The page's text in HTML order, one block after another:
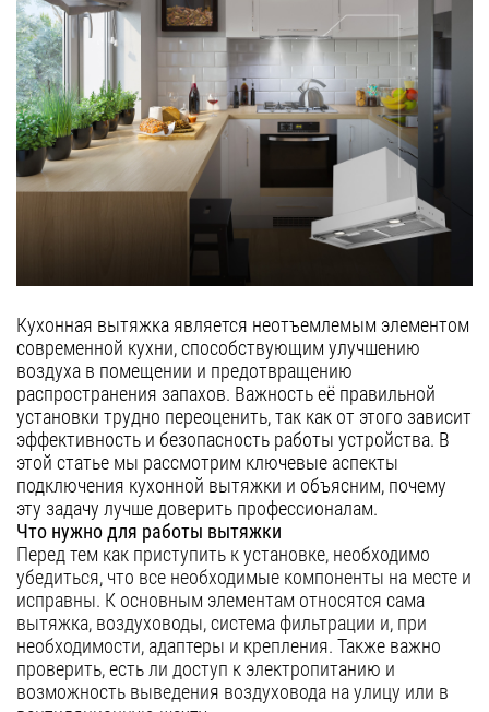
т-образные
козырьковые
аксессуары
Гарантия
Сервис
Контакты
Москва
Нижний Новгород
Новосибирск
Санкт-Петербург
Челябинск
Краснодар
Самара
Уфа
Воронеж
Красноярск
Ростов-на-Дону
Омск
Кухонная вытяжка является неотъемлемым элементом
современной кухни, способствующим улучшению
воздуха в помещении и предотвращению
распространения запахов. Важность её правильной
установки трудно переоценить, так как от этого зависит
эффективность и безопасность работы устройства. В
этой статье мы рассмотрим ключевые аспекты
подключения кухонной вытяжки и объясним, почему
эту задачу лучше доверить профессионалам.
Что нужно для работы вытяжки
Перед тем как приступить к установке, необходимо
убедиться, что все необходимые компоненты на месте и
исправны. К основным элементам относятся сама
вытяжка, воздуховоды, система фильтрации и, при
необходимости, адаптеры и крепления. Также важно
проверить, есть ли доступ к электропитанию и
возможность выведения воздуховода на улицу или в